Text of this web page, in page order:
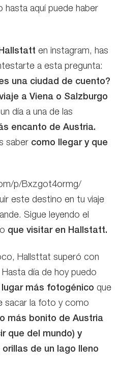
hasta aquí puede haber
en instagram, has
a esta pregunta:
una ciudad de cuento?
a Viena o Salzburgo
día a una de las
encanto de Austria.
saber como llegar y que
p/Bxzgot4ormg/
este destino en tu viaje
Sigue leyendo el
que visitar en Hallstatt.
Hallsttat superó con
día de hoy puedo
más fotogénico que
sacar la foto y como
más bonito de Austria
que del mundo) y
de un lago lleno